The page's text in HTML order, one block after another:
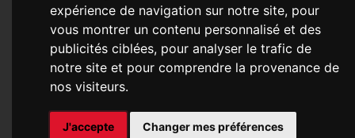
expérience de navigation sur notre site, pour
vous montrer un contenu personnalisé et des
publicités ciblées, pour analyser le trafic de
notre site et pour comprendre la provenance de
nos visiteurs.
J'accepte Changer mes préférences
Nous récupérons les meilleures
Une erreur est survenue :